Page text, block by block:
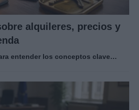
alquileres, precios y
entender los conceptos clave…